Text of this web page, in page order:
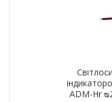
ADM-Hr